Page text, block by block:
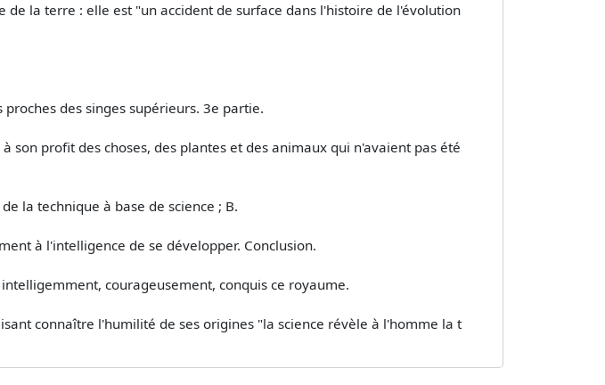
la terre : elle est "un accident de surface dans l'histoire de l'évolution
des singes supérieurs. 3e partie.
profit des choses, des plantes et des animaux qui n'avaient pas été
la technique à base de science ; B.
à l'intelligence de se développer. Conclusion.
courageusement, conquis ce royaume.
connaître l'humilité de ses origines "la science révèle à l'homme la t